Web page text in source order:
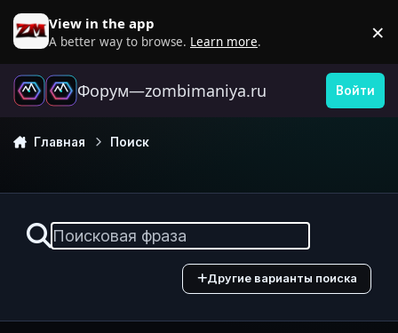
Перейти к содержанию
View in the app
A better way to browse. Learn more. ×
Форум—zombimaniya.ru Войти
Главная Поиск
Другие варианты поиска